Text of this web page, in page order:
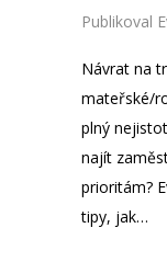
Publikoval
Návrat na
mateřské/
plný
najít
prioritám?
tipy, jak…